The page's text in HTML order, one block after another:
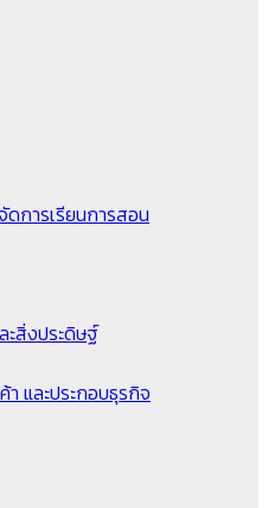
การเรียนการสอน
สิ่งประดิษฐ์
และประกอบธุรกิจ